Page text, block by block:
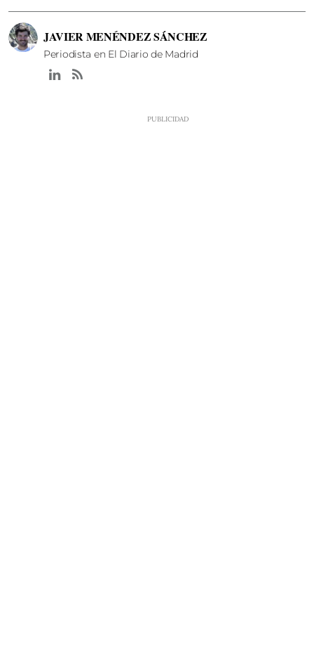
JAVIER MENÉNDEZ SÁNCHEZ
Periodista en El Diario de Madrid